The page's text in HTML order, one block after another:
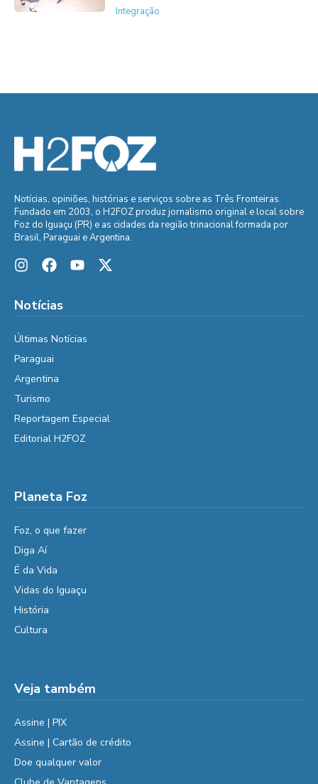
Integração
Notícias, opiniões, histórias e serviços sobre as Três Fronteiras.
Fundado em 2003, o H2FOZ produz jornalismo original e local sobre
Foz do Iguaçu (PR) e as cidades da região trinacional formada por
Brasil, Paraguai e Argentina.
Notícias
Últimas Notícias
Paraguai
Argentina
Turismo
Reportagem Especial
Editorial H2FOZ
Planeta Foz
Foz, o que fazer
Diga Aí
É da Vida
Vidas do Iguaçu
História
Cultura
Veja também
Assine | PIX
Assine | Cartão de crédito
Doe qualquer valor